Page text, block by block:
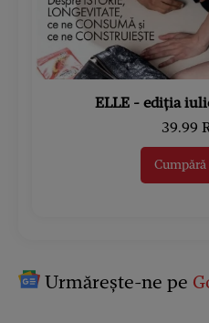
ELLE - ediția
39.99
Urmărește-ne pe